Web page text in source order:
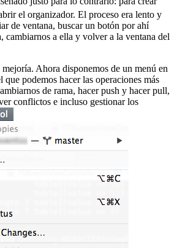
el organizador. El proceso era lento y
de ventana, buscar un botón por ahí
cambiarnos a ella y volver a la ventana del
Ahora disponemos de un menú en
que podemos hacer las operaciones más
de rama, hacer push y hacer pull,
conflictos e incluso gestionar los